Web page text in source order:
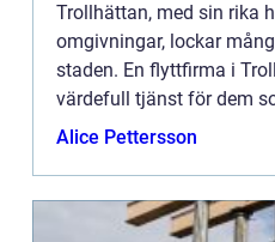
Trollhättan, med sin rika
omgivningar, lockar
staden. En flyttfirma i
värdefull tjänst för dem
flyttupp...
Alice Pettersson